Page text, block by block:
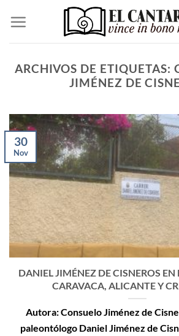
contenido
ARCHIVOS DE ETIQUETAS:
JIMÉNEZ DE
DANIEL JIMÉNEZ DE CISNEROS EN
CARAVACA, ALICANTE Y
Autora: Consuelo Jiménez de
paleontólogo Daniel Jiménez de
30
Nov